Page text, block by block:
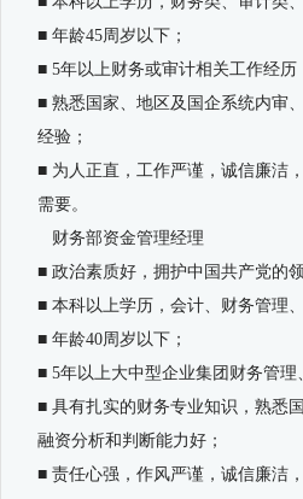
■ 年龄45周岁以下；
■ 5年以上财务或审计相关工作经
■ 熟悉国家、地区及国企系统内审
经验；
■ 为人正直，工作严谨，诚信廉洁
需要。
财务部资金管理经理
■ 政治素质好，拥护中国共产党的
■ 本科以上学历，会计、财务管理
■ 年龄40周岁以下；
■ 5年以上大中型企业集团财务管
■ 具有扎实的财务专业知识，熟悉
融资分析和判断能力好；
■ 责任心强，作风严谨，诚信廉洁